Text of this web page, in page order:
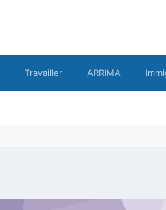
Travailler ARRIMA